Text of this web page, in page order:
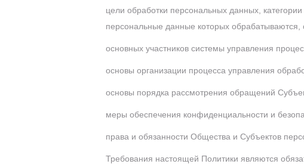
цели обработки персональных данных,
персональные данные которых
основных участников системы управления
основы организации процесса управления
основы порядка рассмотрения обращений
меры обеспечения конфиденциальности и
права и обязанности Общества и Субъектов
Требования настоящей Политики являются